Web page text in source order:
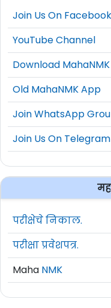
Join Us On Facebook
YouTube Channel
Download
Old MahaNMK App
Join WhatsApp
Join Us On Telegram
परीक्षेचे निकाल.
परीक्षा प्रवेशपत्र.
Maha NMK